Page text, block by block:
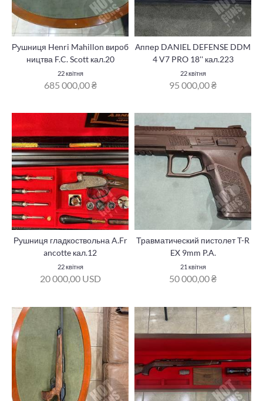
Рушниця Henri Mahillon вироб
ництва F.C. Scott кал.20
22 квітня
685 000,00 ₴
Аппер DANIEL DEFENSE DDM
4 V7 PRO 18'' кал.223
22 квітня
95 000,00 ₴
Рушниця гладкоствольна A.Fr
ancotte кал.12
22 квітня
20 000,00 USD
Травматический пистолет T-R
EX 9mm P.A.
21 квітня
50 000,00 ₴